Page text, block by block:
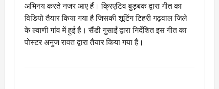
अभिनय करते नजर आए हैं। क्रिएटिव बुड़बक द्वारा गीत का
विडियो तैयार किया गया है जिसकी शूटिंग टिहरी गढ़वाल जिले
के ल्वाणी गांव में हुई है। सैंडी गुसाईं द्वारा निर्देशित इस गीत का
पोस्टर अनुज रावत द्वारा तैयार किया गया है।